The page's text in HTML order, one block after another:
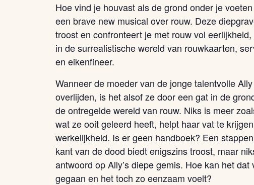
Hoe vind je houvast als de grond onder je
een brave new musical over rouw. Deze
troost en confronteert je met rouw vol
in de surrealistische wereld van rouwkaarten,
en eikenfineer.
Wanneer de moeder van de jonge talentvolle
overlijden, is het alsof ze door een gat in de
de ontregelde wereld van rouw. Niks is meer
wat ze ooit geleerd heeft, helpt haar vat te
werkelijkheid. Is er geen handboek? Een
kant van de dood biedt enigszins troost, maar
antwoord op Ally’s diepe gemis. Hoe kan het
gegaan en het toch zo eenzaam voelt?